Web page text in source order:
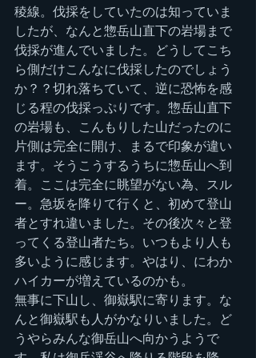
稜線。伐採をしていたのは知っていま
したが、なんと惣岳山直下の岩場まで
伐採が進んでいました。どうしてこち
ら側だけこんなに伐採したのでしょう
か？？切れ落ちていて、逆に恐怖を感
じる程の伐採っぷりです。惣岳山直下
の岩場も、こんもりした山だったのに
片側は完全に開け、まるで印象が違い
ます。そうこうするうちに惣岳山へ到
着。ここは完全に眺望がない為、スル
ー。急坂を降りて行くと、初めて登山
者とすれ違いました。その後次々と登
ってくる登山者たち。いつもより人も
多いように感じます。やはり、にわか
ハイカーが増えているのかも。
無事に下山し、御嶽駅に寄ります。な
んと御嶽駅も人がかなりいました。ど
うやらみんな御岳山へ向かうようで